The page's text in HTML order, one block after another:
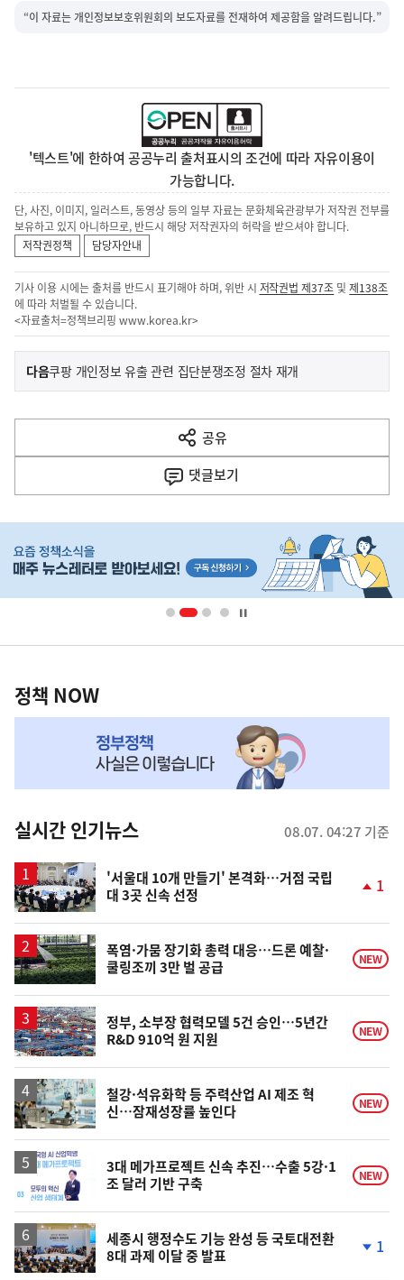
“이 자료는 개인정보보호위원회의 보도자료를 전재하여 제공함을 알려드립니다.”
'텍스트'에 한하여 공공누리 출처표시의 조건에 따라 자유이용이
가능합니다.
단, 사진, 이미지, 일러스트, 동영상 등의 일부 자료는 문화체육관광부가 저작권 전부를
보유하고 있지 아니하므로, 반드시 해당 저작권자의 허락을 받으셔야 합니다.
저작권정책
담당자안내
기사 이용 시에는 출처를 반드시 표기해야 하며, 위반 시 저작권법 제37조 및제138조
에 따라 처벌될 수 있습니다.
<자료출처=정책브리핑 www.korea.kr>
이
전
다
음
다음기
사
쿠팡 개인정보 유출 관련 집단분쟁조정 절차 재개
공유
열
기
댓글보기
단
영
책
NOW,
뉴
스
정책 NOW
실시간 인기뉴스 08.07. 04:27 기준
'서울대 10개 만들기' 본격화…거점 국립
대 3곳 신속 선정
상
승
1
폭염·가뭄 장기화 총력 대응…드론 예찰·
쿨링조끼 3만 벌 공급
NEW
정부, 소부장 협력모델 5건 승인…5년간
R&D 910억 원 지원
NEW
철강·석유화학 등 주력산업 AI 제조 혁
신…잠재성장률 높인다
NEW
3대 메가프로젝트 신속 추진…수출 5강·1
조 달러 기반 구축
NEW
세종시 행정수도 기능 완성 등 국토대전환
8대 과제 이달 중 발표
1